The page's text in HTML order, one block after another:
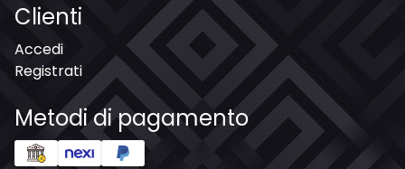
Clienti
Accedi
Registrati
Metodi di pagamento